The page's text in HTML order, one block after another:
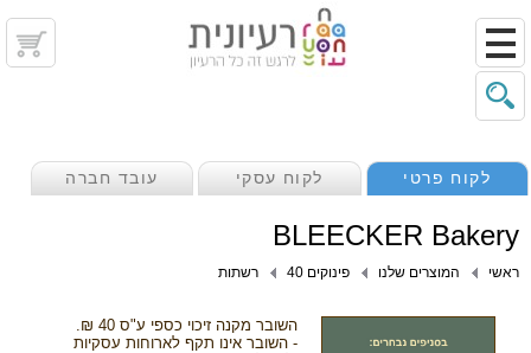
לקוח פרטי לקוח עסקי עובד חברה
BLEECKER Bakery
ראשי המוצרים שלנו פינוקים 40 רשתות
השובר מקנה זיכוי כספי ע"ס 40 ₪.
- השובר אינו תקף לארוחות עסקיות